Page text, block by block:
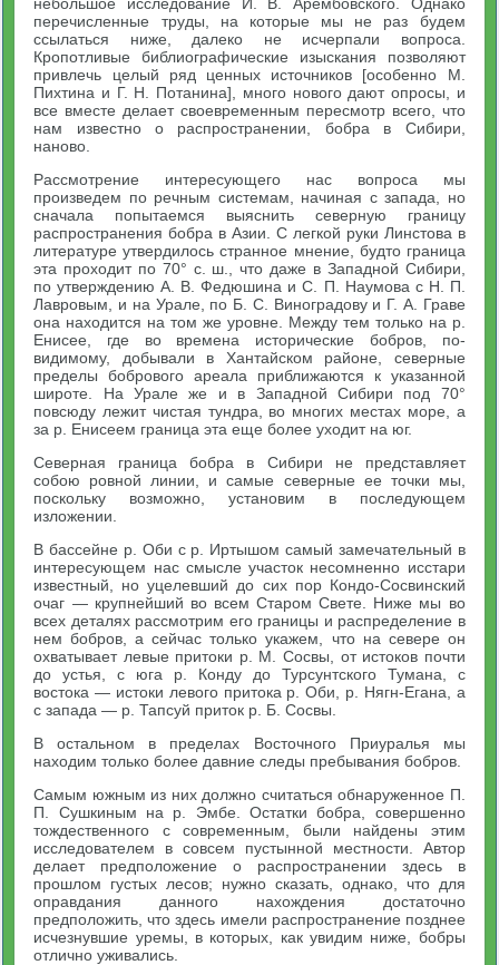
перечисленные труды, на которые мы не раз будем
ссылаться ниже, далеко не исчерпали вопроса.
Кропотливые библиографические изыскания позволяют
привлечь целый ряд ценных источников [особенно М.
Пихтина и Г. Н. Потанина], много нового дают опросы, и
все вместе делает своевременным пересмотр всего, что
нам известно о распространении, бобра в Сибири,
наново.
Рассмотрение интересующего нас вопроса мы
произведем по речным системам, начиная с запада, но
сначала попытаемся выяснить северную границу
распространения бобра в Азии. С легкой руки Линстова в
литературе утвердилось странное мнение, будто граница
эта проходит по 70° с. ш., что даже в Западной Сибири,
по утверждению А. В. Федюшина и С. П. Наумова с Н. П.
Лавровым, и на Урале, по Б. С. Виноградову и Г. А. Граве
она находится на том же уровне. Между тем только на р.
Енисее, где во времена исторические бобров, по-
видимому, добывали в Хантайском районе, северные
пределы бобрового ареала приближаются к указанной
широте. На Урале же и в Западной Сибири под 70°
повсюду лежит чистая тундра, во многих местах море, а
за р. Енисеем граница эта еще более уходит на юг.
Северная граница бобра в Сибири не представляет
собою ровной линии, и самые северные ее точки мы,
поскольку возможно, установим в последующем
изложении.
В бассейне р. Оби с р. Иртышом самый замечательный в
интересующем нас смысле участок несомненно исстари
известный, но уцелевший до сих пор Кондо-Сосвинский
очаг — крупнейший во всем Старом Свете. Ниже мы во
всех деталях рассмотрим его границы и распределение в
нем бобров, а сейчас только укажем, что на севере он
охватывает левые притоки р. М. Сосвы, от истоков почти
до устья, с юга р. Конду до Турсунтского Тумана, с
востока — истоки левого притока р. Оби, р. Нягн-Егана, а
с запада — р. Тапсуй приток р. Б. Сосвы.
В остальном в пределах Восточного Приуралья мы
находим только более давние следы пребывания бобров.
Самым южным из них должно считаться обнаруженное П.
П. Сушкиным на р. Эмбе. Остатки бобра, совершенно
тождественного с современным, были найдены этим
исследователем в совсем пустынной местности. Автор
делает предположение о распространении здесь в
прошлом густых лесов; нужно сказать, однако, что для
оправдания данного нахождения достаточно
предположить, что здесь имели распространение позднее
исчезнувшие уремы, в которых, как увидим ниже, бобры
отлично уживались.